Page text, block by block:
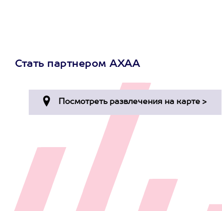
Стать партнером АХАА